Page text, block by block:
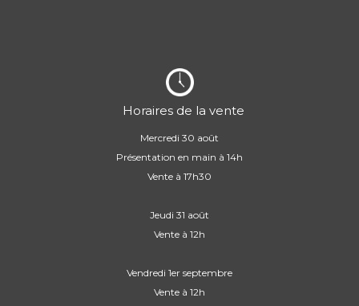
Horaires de la vente
Mercredi 30 août
Présentation en main à 14h
Vente à 17h30
Jeudi 31 août
Vente à 12h
Vendredi 1er septembre
Vente à 12h